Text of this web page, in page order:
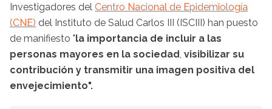
Investigadores del Centro Nacional de Epidemiología
(CNE) del Instituto de Salud Carlos III (ISCIII) han puesto
de manifiesto "la importancia de incluir a las
personas mayores en la sociedad, visibilizar su
contribución y transmitir una imagen positiva del
envejecimiento".